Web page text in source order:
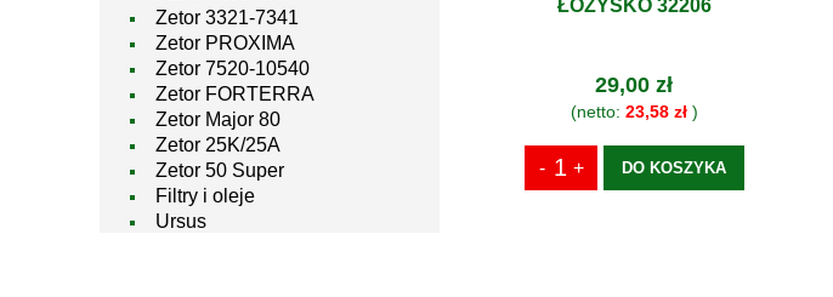
Zetor 3321-7341
Zetor PROXIMA
Zetor 7520-10540
Zetor FORTERRA
Zetor Major 80
Zetor 25K/25A
Zetor 50 Super
Filtry i oleje
Ursus
ŁOŻYSKO 32206
29,00 zł
(netto: 23,58 zł)
DO KOSZYKA